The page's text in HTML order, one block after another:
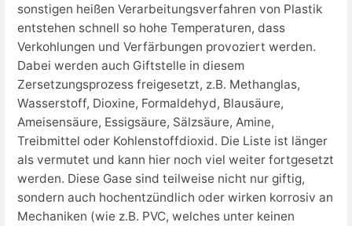
sonstigen heißen Verarbeitungsverfahren von Plastik
entstehen schnell so hohe Temperaturen, dass
Verkohlungen und Verfärbungen provoziert werden.
Dabei werden auch Giftstelle in diesem
Zersetzungsprozess freigesetzt, z.B. Methanglas,
Wasserstoff, Dioxine, Formaldehyd, Blausäure,
Ameisensäure, Essigsäure, Sälzsäure, Amine,
Treibmittel oder Kohlenstoffdioxid. Die Liste ist länger
als vermutet und kann hier noch viel weiter fortgesetzt
werden. Diese Gase sind teilweise nicht nur giftig,
sondern auch hochentzündlich oder wirken korrosiv an
Mechaniken (wie z.B. PVC, welches unter keinen